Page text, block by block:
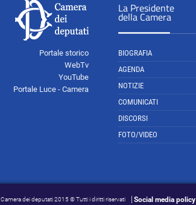
Portale storico
WebTv
YouTube
Portale Luce - Camera
La Presidente
della Camera
BIOGRAFIA
AGENDA
NOTIZIE
COMUNICATI
DISCORSI
FOTO/VIDEO
Camera dei deputati 2015 © Tutti i diritti riservati Social media policy